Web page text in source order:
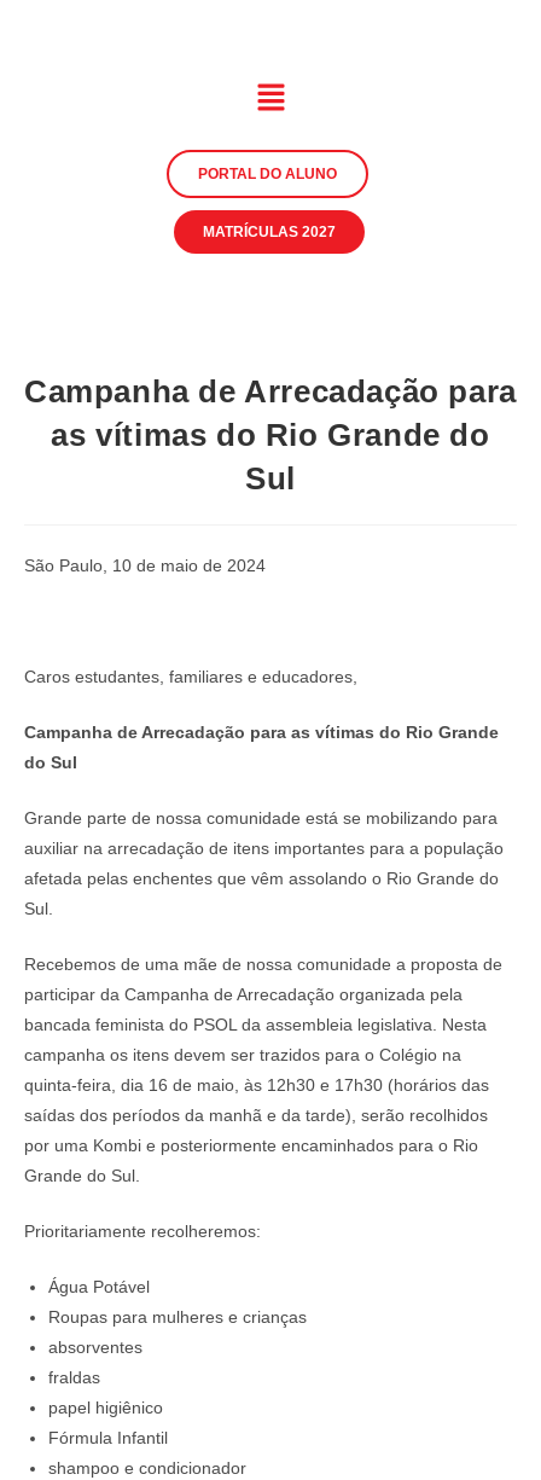
PORTAL DO ALUNO
MATRÍCULAS 2027
Campanha de Arrecadação para
as vítimas do Rio Grande do
Sul
São Paulo, 10 de maio de 2024
Caros estudantes, familiares e educadores,
Campanha de Arrecadação para as vítimas do Rio Grande
do Sul
Grande parte de nossa comunidade está se mobilizando para
auxiliar na arrecadação de itens importantes para a população
afetada pelas enchentes que vêm assolando o Rio Grande do
Sul.
Recebemos de uma mãe de nossa comunidade a proposta de
participar da Campanha de Arrecadação organizada pela
bancada feminista do PSOL da assembleia legislativa. Nesta
campanha os itens devem ser trazidos para o Colégio na
quinta-feira, dia 16 de maio, às 12h30 e 17h30 (horários das
saídas dos períodos da manhã e da tarde), serão recolhidos
por uma Kombi e posteriormente encaminhados para o Rio
Grande do Sul.
Prioritariamente recolheremos:
Água Potável
Roupas para mulheres e crianças
absorventes
fraldas
papel higiênico
Fórmula Infantil
shampoo e condicionador